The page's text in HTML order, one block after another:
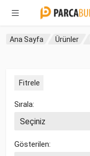
Ana Sayfa Ürünler
Fitrele
Sırala:
Gösterilen: